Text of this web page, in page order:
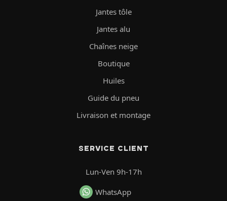
Jantes tôle
Jantes alu
Chaînes neige
Boutique
Huiles
Guide du pneu
Livraison et montage
SERVICE CLIENT
Lun-Ven 9h-17h
WhatsApp